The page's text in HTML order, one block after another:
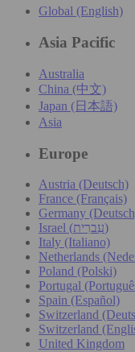
Global (English)
Asia Pacific
Australia
China (中文)
Japan (日本語)
Asia
Europe
Austria (Deutsch)
France (Français)
Germany
Israel (עִברִית)
Italy (Italiano)
Netherlands
Poland (Polski)
Portugal
Spain (Español)
Switzerland
Switzerland
United Kingdom